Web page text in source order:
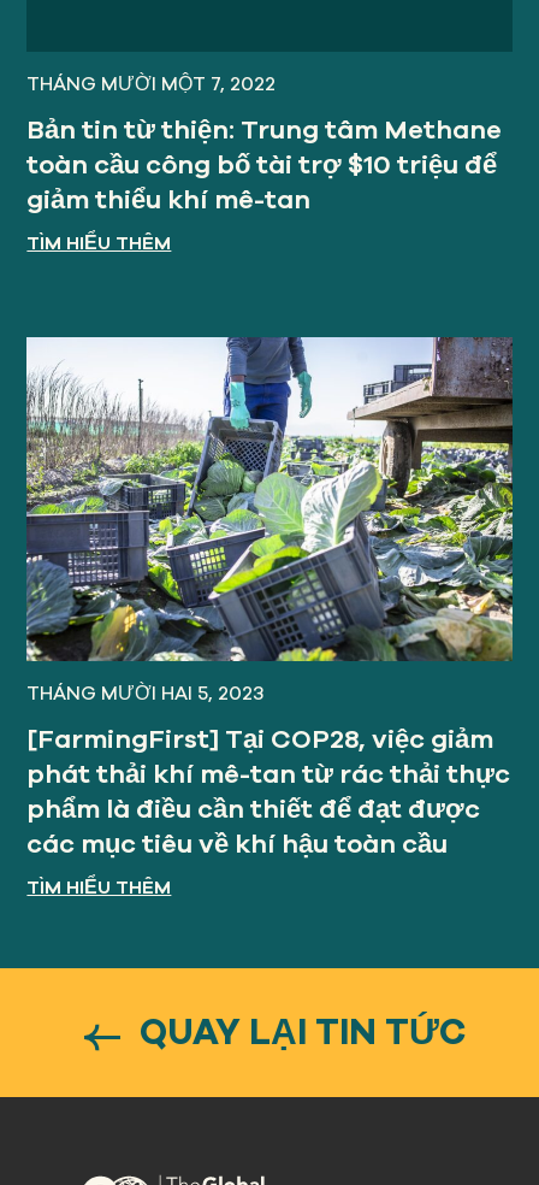
THÁNG MƯỜI MỘT 7, 2022
Bản tin từ thiện: Trung tâm Methane
toàn cầu công bố tài trợ $10 triệu để
giảm thiểu khí mê-tan
TÌM HIỂU THÊM
THÁNG MƯỜI HAI 5, 2023
[FarmingFirst] Tại COP28, việc giảm
phát thải khí mê-tan từ rác thải thực
phẩm là điều cần thiết để đạt được
các mục tiêu về khí hậu toàn cầu
TÌM HIỂU THÊM
QUAY LẠI TIN TỨC